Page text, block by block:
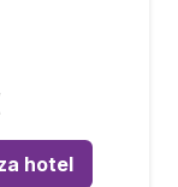
hotel